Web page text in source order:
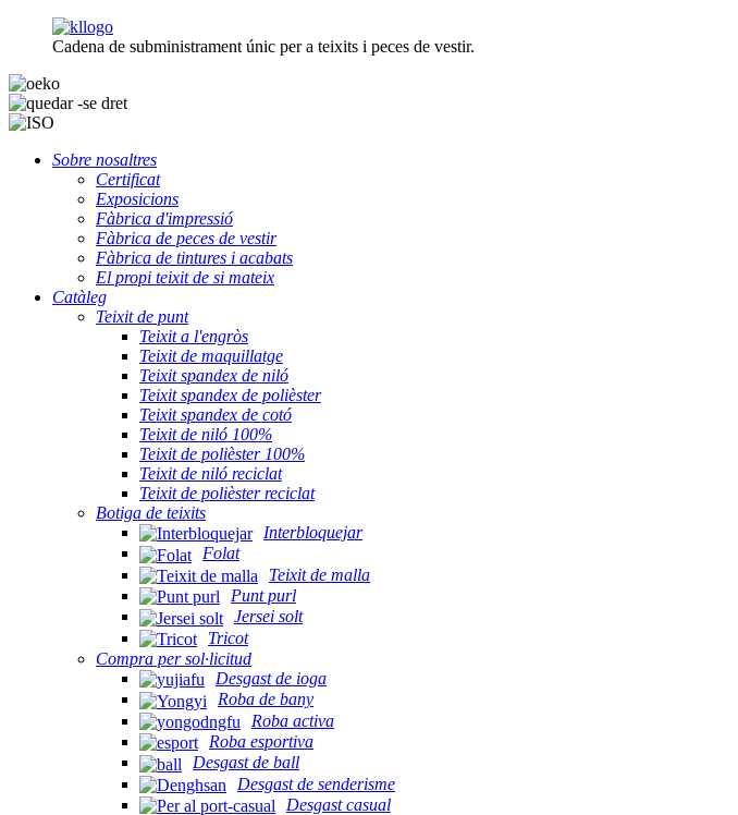
Cadena de subministrament únic per a teixits i peces de vestir.
Sobre nosaltres
Certificat
Exposicions
Fàbrica d'impressió
Fàbrica de peces de vestir
Fàbrica de tintures i acabats
El propi teixit de si mateix
Catàleg
Teixit de punt
Teixit a l'engròs
Teixit de maquillatge
Teixit spandex de niló
Teixit spandex de polièster
Teixit spandex de cotó
Teixit de niló 100%
Teixit de polièster 100%
Teixit de niló reciclat
Teixit de polièster reciclat
Botiga de teixits
Interbloquejar
Folat
Teixit de malla
Punt purl
Jersei solt
Tricot
Compra per sol·licitud
Desgast de ioga
Roba de bany
Roba activa
Roba esportiva
Desgast de ball
Desgast de senderisme
Desgast casual